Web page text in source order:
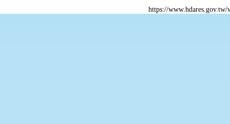
https://www.hdares.gov.tw/